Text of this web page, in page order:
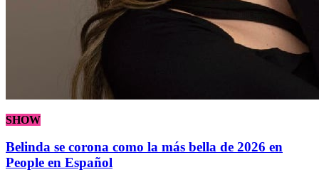
SHOW
Belinda se corona como la más bella de 2026 en
People en Español